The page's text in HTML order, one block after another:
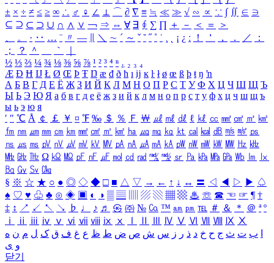
± × ÷ ≠ ≤ ≥ ∞ ∴ ♂ ♀ ∠ ⊥ ⌒ ∂ ∇ ≡ ≒ ≪ ≫ √ ∽ ∝ ∵ ∫ ∬ ∈ ∋
⊆ ⊇ ⊂ ⊃ ∪ ∩ ∧ ∨ ￢ ⇒ ⇔ ∀ ∃ ∮ ∑ ∏ ＋ － ＜ ＝
＞
、
。 · ‥ … ¨ 〃 ― ＼ ∼ ´ ～ ˇ ˘ ˝ ˚ ˙ ¸ ¡ ¿ ː ！ ＇ ， ． ／
：
；
？ ＾ ｀
½ ⅓ ⅔ ¼ ¾ ⅛ ⅜ ⅝ ⅞ ¹ ² ³ ⁴ ⁿ ₁ ₂ ₃ ₄
Æ Ð Ħ Ĳ Ł Ø Œ Þ Ŧ Ŋ æ đ ð ħ ı ĳ ĸ ŀ ł ø œ ß þ ŧ ŋ ŉ
А Б В Г Д Е Ё Ж З И Й К Л М Н О П Р С Т У Ф Х Ц Ч Ш Щ Ъ
Ы Ь Э Ю Я а б в г д е ё ж з и й к л м н о п р с т у ф х ц ч ш щ ъ
ы ь э ю я
′ ″ ℃ Å ￠ ￡ ￥ ¤ ℉ ‰ ＄ ％ Ｆ ￦ ㎕ ㎖ ㎗ ℓ ㎘ ㏄ ㎣ ㎤ ㎥ ㎦
㎙ ㎚ ㎛ ㎜ ㎝ ㎞ ㎟ ㎠ ㎡ ㎢ ㏊ ㎍ ㎎ ㎏ ㏏ ㎈ ㎉ ㏈ ㎧ ㎨ ㎰
㎱ ㎲ ㎳ ㎴ ㎵ ㎶ ㎷ ㎸ ㎹ ㎀ ㎁ ㎂ ㎃ ㎄ ㎺ ㎻ ㎽ ㎾ ㎿ ㎐ ㎑
㎒ ㎓ ㎔ Ω ㏀ ㏁ ㎊ ㎋ ㎌ ㏖ ㏅ ㎭ ㎮ ㎯ ㏛ ㎩ ㎪ ㎫ ㎬ ㏝ ㏐
㏓
㏃ ㏉ ㏜ ㏆
§ ※ ☆ ★ ○ ● ◎ ◇ ◆ □ ■ △ ▽ → ← ↑ ↓ ↔ 〓 ◁ ◀ ▷ ▶ ♤
♠ ♡ ♥ ♧ ♣ ⊙ ◈ ▣ ◐ ◑ ▒ ▤ ▨ ▧ ▦ ▩ ♨ ☏ ☎ ☜ ☞ ¶ †
‡ ↕ ↗ ↙ ↖ ↘ ♭ ♩ ♪ ♬ ㉿ ㈜ № ㏇ ™ ㏂ ㏘ ℡ ＃ ＆ ＊ ＠ ª º
ⅰ
ⅱ ⅲ ⅳ ⅴ ⅵ ⅶ ⅷ ⅸ ⅹ Ⅳ Ⅴ Ⅵ Ⅶ Ⅷ Ⅸ Ⅹ
ب ت ث ج ح خ د ذ ر ز س ش ص ض ط ظ ع غ ف ق ک ل م ن ه
و ی
닫기